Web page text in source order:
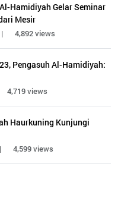
Hamidiyah Gelar Seminar
Mesir
4,892 views
Pengasuh Al-Hamidiyah:
4,719 views
Haurkuning Kunjungi
4,599 views